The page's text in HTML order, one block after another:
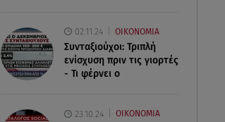
02.11.24 ΟΙΚΟΝΟΜΙΑ
Συνταξιούχοι: Τριπλή
ενίσχυση πριν τις γιορτές
- Τι φέρνει ο
23.10.24 ΟΙΚΟΝΟΜΙΑ